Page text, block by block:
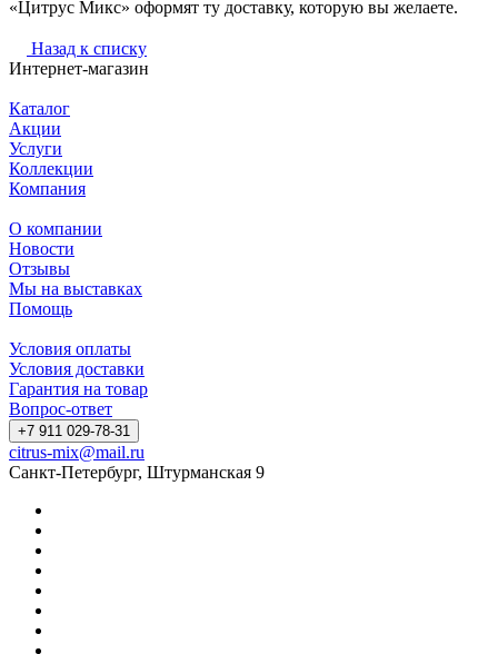
«Цитрус Микс» оформят ту доставку, которую вы желаете.
Назад к списку
Интернет-магазин
Каталог
Акции
Услуги
Коллекции
Компания
О компании
Новости
Отзывы
Мы на выставках
Помощь
Условия оплаты
Условия доставки
Гарантия на товар
Вопрос-ответ
+7 911 029-78-31
citrus-mix@mail.ru
Санкт-Петербург, Штурманская 9